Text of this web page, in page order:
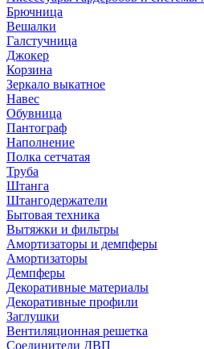
Брючница
Вешалки
Галстучница
Джокер
Корзина
Зеркало выкатное
Навес
Обувница
Пантограф
Наполнение
Полка сетчатая
Труба
Штанга
Штангодержатели
Бытовая техника
Вытяжки и фильтры
Амортизаторы и демпферы
Амортизаторы
Демпферы
Декоративные материалы
Декоративные профили
Заглушки
Вентиляционная решетка
Соединители ДВП